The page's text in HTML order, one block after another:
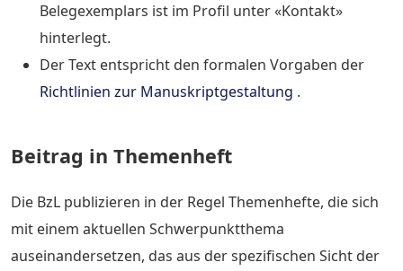
Belegexemplars ist im Profil unter «Kontakt»
hinterlegt.
Der Text entspricht den formalen Vorgaben der
Richtlinien zur Manuskriptgestaltung .
Beitrag in Themenheft
Die BzL publizieren in der Regel Themenhefte, die sich
mit einem aktuellen Schwerpunktthema
auseinandersetzen, das aus der spezifischen Sicht der